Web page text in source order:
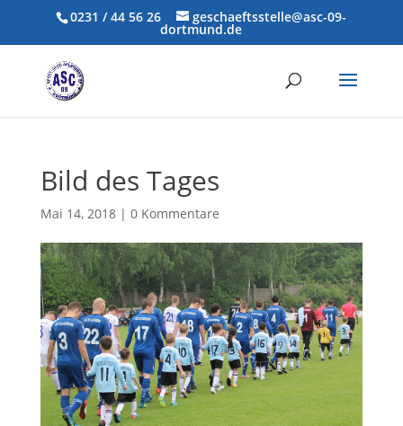
0231 / 44 56 26 geschaeftsstelle@asc-09-
dortmund.de
Bild des Tages
Mai 14, 2018| 0 Kommentare